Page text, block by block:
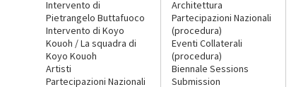
Intervento di
Pietrangelo Buttafuoco
Intervento di Koyo
Kouoh / La squadra di
Koyo Kouoh
Artisti
Partecipazioni Nazionali
Architettura
Partecipazioni Nazionali
(procedura)
Eventi Collaterali
(procedura)
Biennale Sessions
Submission